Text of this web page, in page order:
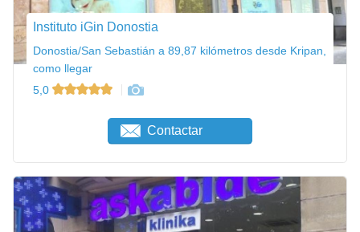
Instituto iGin Donostia
Donostia/San Sebastián a 89,87 kilómetros desde Kripan,
como llegar
5,0
Contactar